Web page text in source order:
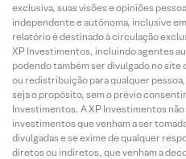
exclusiva, suas visões e opiniões
independente e autônoma, inclusive
relatório é destinado à circulação
XP Investimentos, incluindo agentes
podendo também ser divulgado no site
ou redistribuição para qualquer
seja o propósito, sem o prévio
Investimentos. A XP Investimentos
investimentos que venham a ser
divulgadas e se exime de qualquer
diretos ou indiretos, que venham a